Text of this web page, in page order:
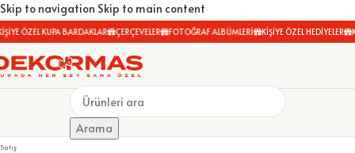
Skip to navigation Skip to main content
ÖZEL KUPA BARDAKLAR ÇERÇEVELER FOTOĞRAF ALBÜMLERİ KİŞİYE ÖZEL HEDİYELER
Arama
Satış